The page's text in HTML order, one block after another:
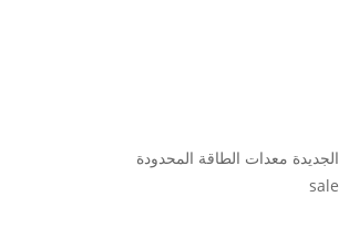
معدات الطاقة المحدودة